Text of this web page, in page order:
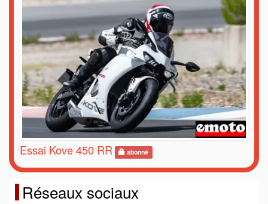
Essai Kove 450 RR abonné
Réseaux sociaux